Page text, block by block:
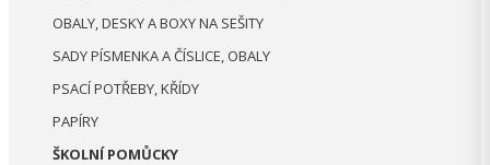
OBALY, DESKY A BOXY NA SEŠITY
SADY PÍSMENKA A ČÍSLICE, OBALY
PSACÍ POTŘEBY, KŘÍDY
PAPÍRY
ŠKOLNÍ POMŮCKY